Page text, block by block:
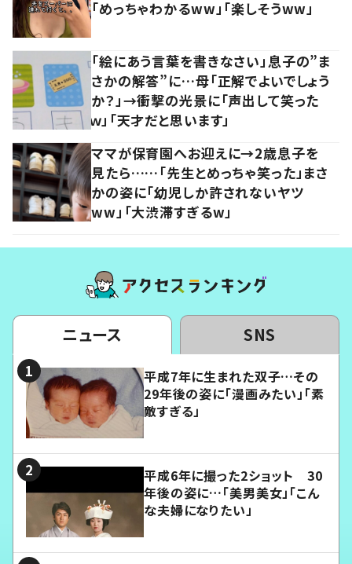
「めっちゃわかるww」「楽しそうww」
「絵にあう言葉を書きなさい」息子の”ま
さかの解答”に…母「正解でよいでしょう
か？」→衝撃の光景に「声出して笑った
ｗ」「天才だと思います」
ママが保育園へお迎えに→2歳息子を
見たら……「先生とめっちゃ笑った」まさ
かの姿に「幼児しか許されないヤツ
ww」「大渋滞すぎるw」
ニュース SNS
平成7年に生まれた双子…その
29年後の姿に「漫画みたい」「素
敵すぎる」
平成6年に撮った2ショット 30
年後の姿に…「美男美女」「こん
な夫婦になりたい」